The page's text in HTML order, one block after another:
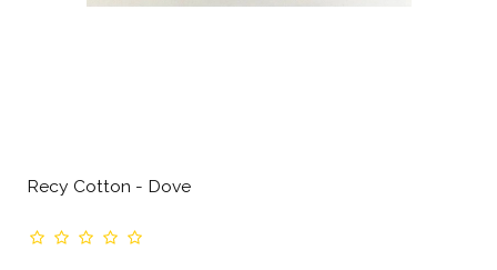
Recy Cotton - Dove